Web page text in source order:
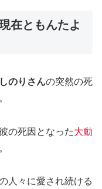
在ともんたよ
のりさんの突然の死
の死因となった大動
人々に愛され続ける